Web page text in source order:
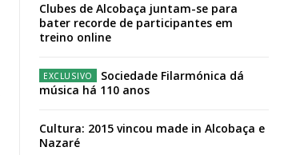
Clubes de Alcobaça juntam-se para
bater recorde de participantes em
treino online
Sociedade Filarmónica dá
música há 110 anos
Cultura: 2015 vincou made in Alcobaça e
Nazaré